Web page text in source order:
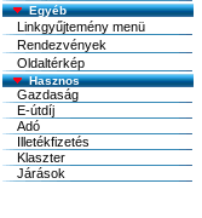
Egyéb
Linkgyűjtemény menü
Rendezvények
Oldaltérkép